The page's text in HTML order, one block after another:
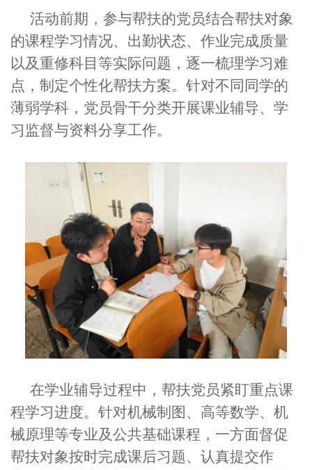
活动前期，参与帮扶的党员结合帮扶对象
的课程学习情况、出勤状态、作业完成质量
以及重修科目等实际问题，逐一梳理学习难
点，制定个性化帮扶方案。针对不同同学的
薄弱学科，党员骨干分类开展课业辅导、学
习监督与资料分享工作。
在学业辅导过程中，帮扶党员紧盯重点课
程学习进度。针对机械制图、高等数学、机
械原理等专业及公共基础课程，一方面督促
帮扶对象按时完成课后习题、认真提交作